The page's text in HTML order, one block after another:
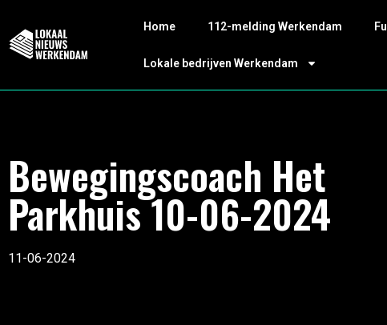
Home 112-melding Werkendam
Lokale bedrijven Werkendam
Bewegingscoach Het
Parkhuis 10-06-2024
11-06-2024